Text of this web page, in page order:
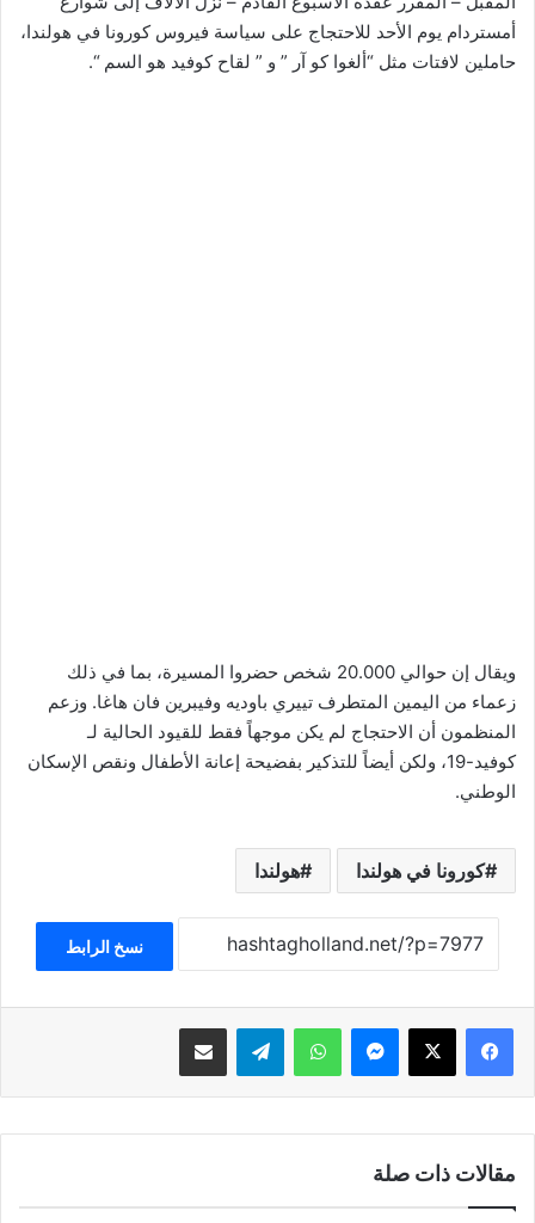
أمستردام يوم الأحد للاحتجاج على سياسة فيروس كورونا في هولندا،
حاملين لافتات مثل “ألغوا كو آر ” و ” لقاح كوفيد هو السم “.
ويقال إن حوالي 20.000 شخص حضروا المسيرة، بما في ذلك
زعماء من اليمين المتطرف تييري باوديه وفيبرين فان هاغا. وزعم
المنظمون أن الاحتجاج لم يكن موجهاً فقط للقيود الحالية لـ
كوفيد-19، ولكن أيضاً للتذكير بفضيحة إعانة الأطفال ونقص الإسكان
الوطني.
كورونا في هولندا هولندا
نسخ الرابط
فيسبوك ‫X ماسنجر واتساب تيلقرام مشاركة عبر البريد
مقالات ذات صلة